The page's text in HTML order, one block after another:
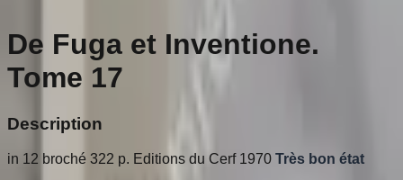
De Fuga et Inventione.
Tome 17
Description
in 12 broché 322 p. Editions du Cerf 1970 Très bon état